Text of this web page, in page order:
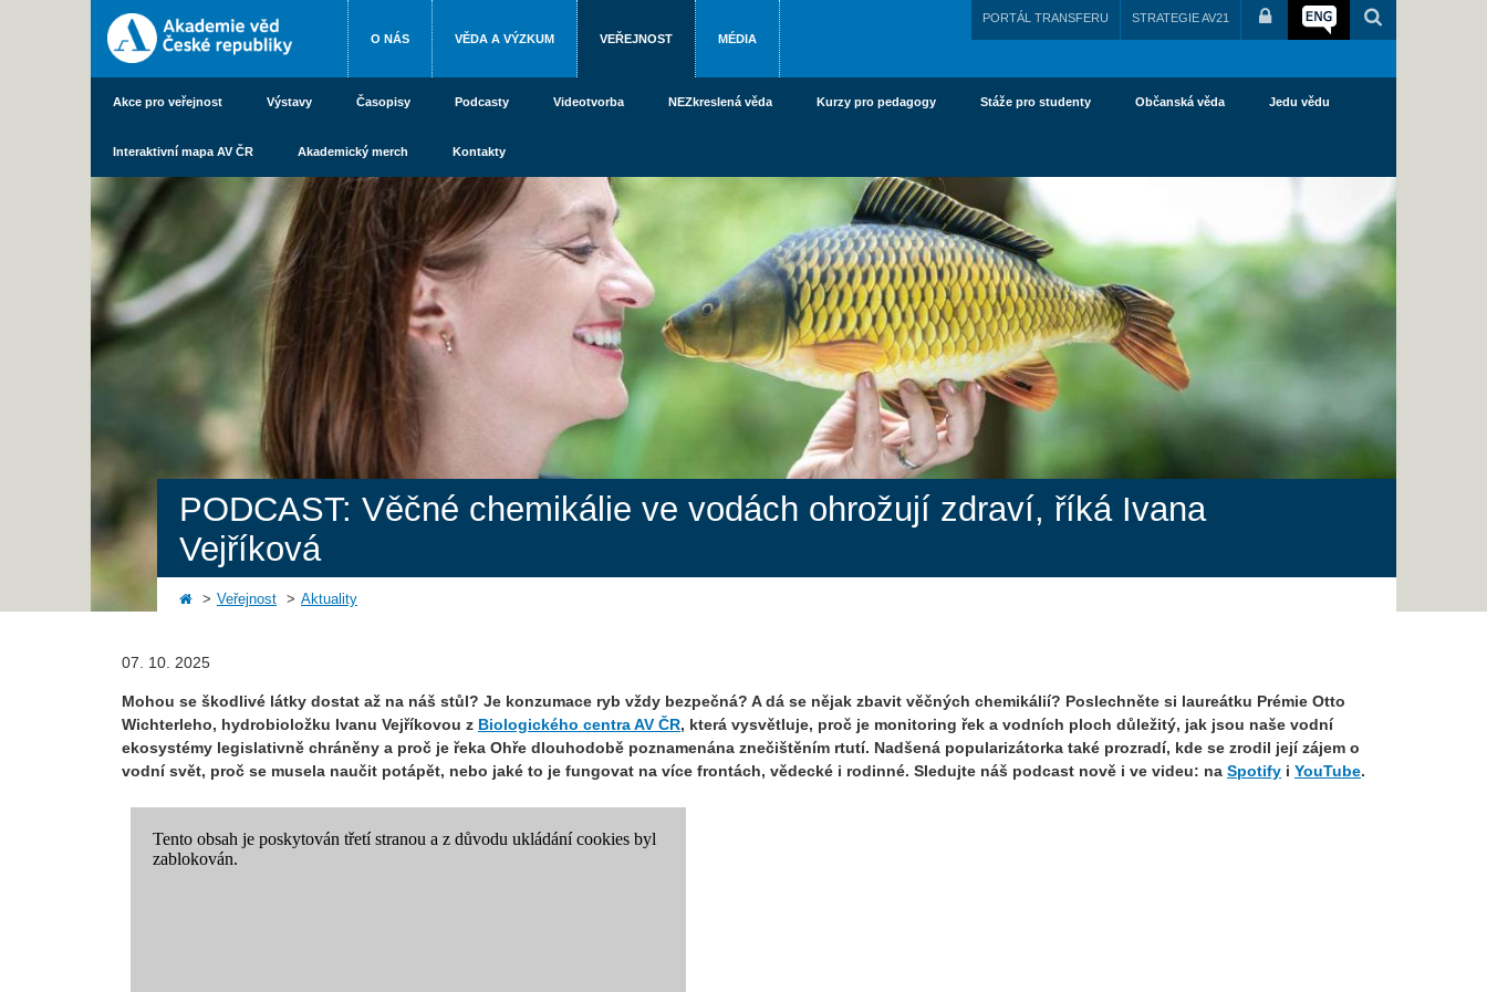
O NÁS VĚDA A VÝZKUM VEŘEJNOST MÉDIA
PORTÁL TRANSFERU STRATEGIE AV21
Akce pro veřejnost Výstavy Časopisy Podcasty Videotvorba NEZkreslená věda Kurzy pro pedagogy Stáže pro studenty Občanská věda Jedu vědu
Interaktivní mapa AV ČR Akademický merch Kontakty
PODCAST: Věčné chemikálie ve vodách ohrožují zdraví, říká Ivana
Vejříková
Veřejnost Aktuality
07. 10. 2025
Mohou se škodlivé látky dostat až na náš stůl? Je konzumace ryb vždy bezpečná? A dá se nějak zbavit věčných chemikálií? Poslechněte si laureátku Prémie Otto
Wichterleho, hydrobioložku Ivanu Vejříkovou z Biologického centra AV ČR, která vysvětluje, proč je monitoring řek a vodních ploch důležitý, jak jsou naše vodní
ekosystémy legislativně chráněny a proč je řeka Ohře dlouhodobě poznamenána znečištěním rtutí. Nadšená popularizátorka také prozradí, kde se zrodil její zájem o
vodní svět, proč se musela naučit potápět, nebo jaké to je fungovat na více frontách, vědecké i rodinné. Sledujte náš podcast nově i ve videu: na Spotify i YouTube.